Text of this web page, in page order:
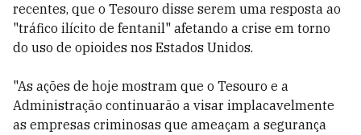
recentes, que o Tesouro disse serem uma resposta ao
"tráfico ilícito de fentanil" afetando a crise em torno
do uso de opioides nos Estados Unidos.
"As ações de hoje mostram que o Tesouro e a
Administração continuarão a visar implacavelmente
as empresas criminosas que ameaçam a segurança